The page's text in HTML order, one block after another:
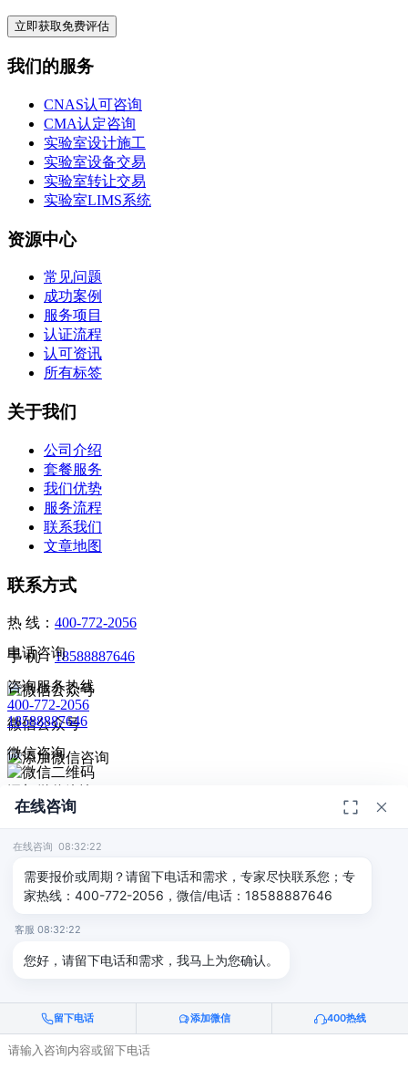
立即获取免费评估
我们的服务
CNAS认可咨询
CMA认定咨询
实验室设计施工
实验室设备交易
实验室转让交易
实验室LIMS系统
资源中心
常见问题
成功案例
服务项目
认证流程
认可资讯
所有标签
关于我们
公司介绍
套餐服务
我们优势
服务流程
联系我们
文章地图
联系方式
热 线： 400-772-2056
手 机：18588887646
微信公众号
© 2026深圳市德恺检测有限公司版权所有 -宣传册|粤ICP备
2025393459号-1
电话咨询
咨询服务热线
400-772-2056
18588887646
微信咨询
扫码添加微信咨询
给我回电
在线咨询
在线咨询 08:32:22
需要报价或周期？请留下电话和需求，专家尽快联系您；专
家热线：400-772-2056，微信/电话：18588887646
客服 08:32:22
您好，请留下电话和需求，我马上为您确认。
留下电话 添加微信 400热线